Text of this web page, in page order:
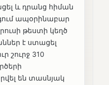
և դրանց հիման
ապօրինաբար
թեստի կեղծ
է ստացել
շուրջ 310
են տասնյակ